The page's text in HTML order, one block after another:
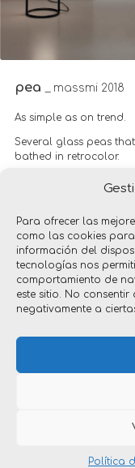
Para ofrecer las
como las cookies
información del
tecnologías nos
comportamiento de
este sitio. No
negativamente a
Política
pea _ massmi 2018
As simple as on trend.
Several glass peas
bathed in retrocolor.
With one or 2 lights
Política de